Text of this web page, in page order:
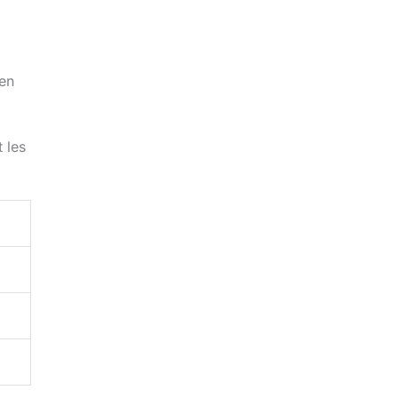
les